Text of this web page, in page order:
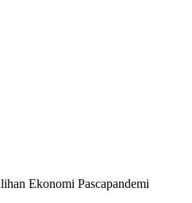
Ekonomi Pascapandemi